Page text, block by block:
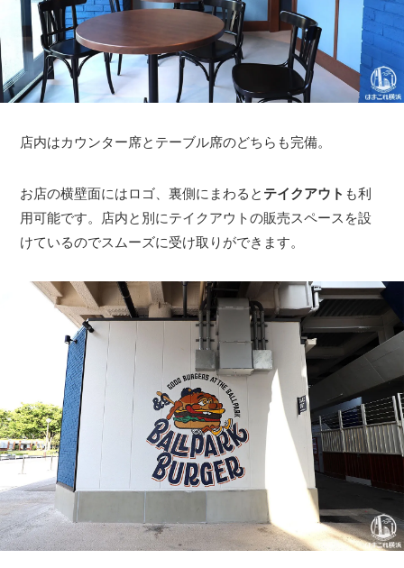
店内はカウンター席とテーブル席のどちらも完備。
お店の横壁面にはロゴ、裏側にまわると テイクアウト も利
用可能です。店内と別にテイクアウトの販売スペースを設
けているのでスムーズに受け取りができます。